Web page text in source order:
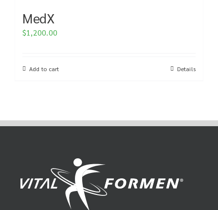
MedX
$1,200.00
Add to cart Details